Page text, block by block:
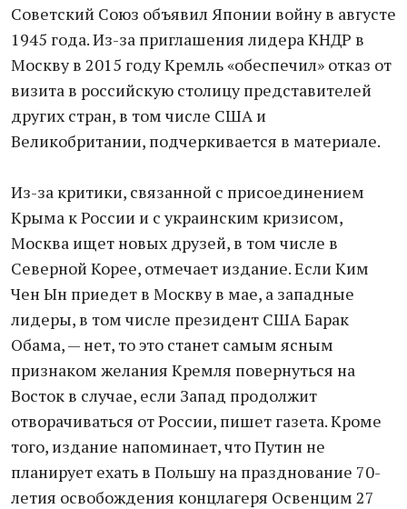
Советский Союз объявил Японии войну в августе
1945 года. Из-за приглашения лидера КНДР в
Москву в 2015 году Кремль «обеспечил» отказ от
визита в российскую столицу представителей
других стран, в том числе США и
Великобритании, подчеркивается в материале.
Из-за критики, связанной с присоединением
Крыма к России и с украинским кризисом,
Москва ищет новых друзей, в том числе в
Северной Корее, отмечает издание. Если Ким
Чен Ын приедет в Москву в мае, а западные
лидеры, в том числе президент США Барак
Обама, — нет, то это станет самым ясным
признаком желания Кремля повернуться на
Восток в случае, если Запад продолжит
отворачиваться от России, пишет газета. Кроме
того, издание напоминает, что Путин не
планирует ехать в Польшу на празднование 70-
летия освобождения концлагеря Освенцим 27